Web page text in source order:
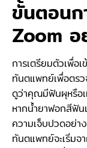
ขั้นตอน
Zoom อ
การเตรียมตัวเพื่อ
ทันตแพทย์เพื่อตร
ดูว่าคุณมีฟันผุหรือเ
หากน้ำยาฟอกสีฟัน
ความเจ็บปวดอย่า
ทันตแพทย์จะเริ่มจ